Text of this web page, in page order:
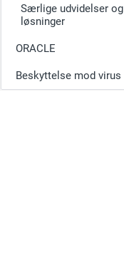
Særlige udvidelser og
løsninger
ORACLE
Beskyttelse mod virus